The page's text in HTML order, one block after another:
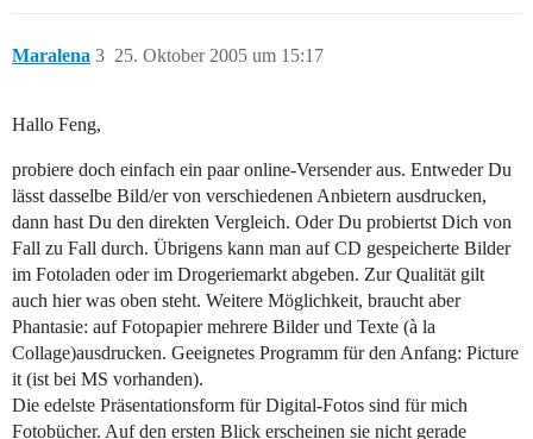
Maralena 25. Oktober 2005 um 15:17
3
Hallo Feng,
probiere doch einfach ein paar online-Versender aus. Entweder Du
lässt dasselbe Bild/er von verschiedenen Anbietern ausdrucken,
dann hast Du den direkten Vergleich. Oder Du probiertst Dich von
Fall zu Fall durch. Übrigens kann man auf CD gespeicherte Bilder
im Fotoladen oder im Drogeriemarkt abgeben. Zur Qualität gilt
auch hier was oben steht. Weitere Möglichkeit, braucht aber
Phantasie: auf Fotopapier mehrere Bilder und Texte (à la
Collage)ausdrucken. Geeignetes Programm für den Anfang: Picture
it (ist bei MS vorhanden).
Die edelste Präsentationsform für Digital-Fotos sind für mich
Fotobücher. Auf den ersten Blick erscheinen sie nicht gerade